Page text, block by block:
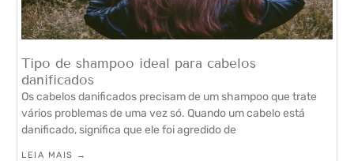
Tipo de shampoo ideal para cabelos
danificados
Os cabelos danificados precisam de um shampoo que trate
vários problemas de uma vez só. Quando um cabelo está
danificado, significa que ele foi agredido de
LEIA MAIS →